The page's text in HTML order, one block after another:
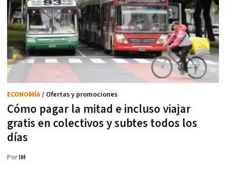
Cómo pagar la mitad e incluso viajar
gratis en colectivos y subtes todos los
días
ECONOMÍA/ Ofertas y promociones
PorIM